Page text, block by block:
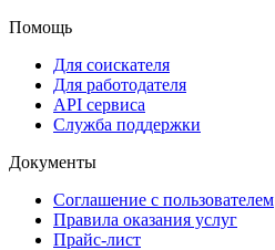
Помощь
Для соискателя
Для работодателя
API сервиса
Служба поддержки
Документы
Соглашение с пользователем
Правила оказания услуг
Прайс-лист